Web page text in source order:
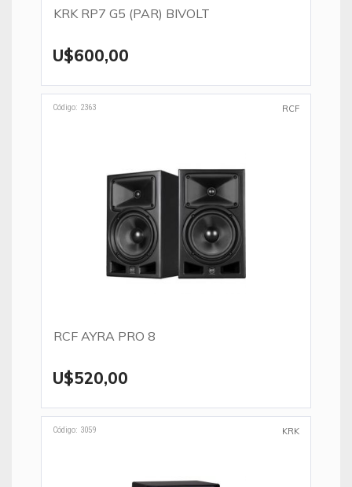
KRK RP7 G5 (PAR) BIVOLT
U$600,00
Código: 2363 RCF
RCF AYRA PRO 8
U$520,00
Código: 3059 KRK